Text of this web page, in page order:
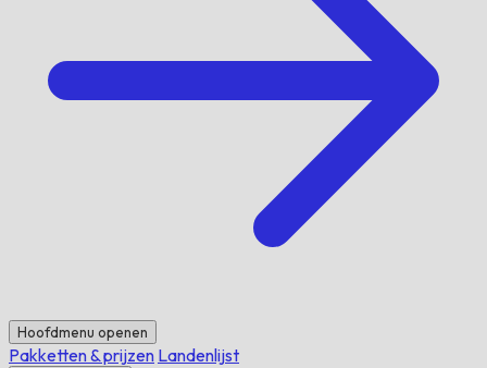
Hoofdmenu openen
Pakketten & prijzen Landenlijst